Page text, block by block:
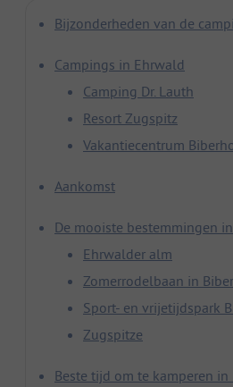
Bijzonderheden van de
Campings in Ehrwald
Camping Dr. Lauth
Resort Zugspitz
Vakantiecentrum
Aankomst
De mooiste bestemmingen
Ehrwalder alm
Zomerrodelbaan in
Sport- en vrijetijdspark
Zugspitze
Beste tijd om te kamperen in